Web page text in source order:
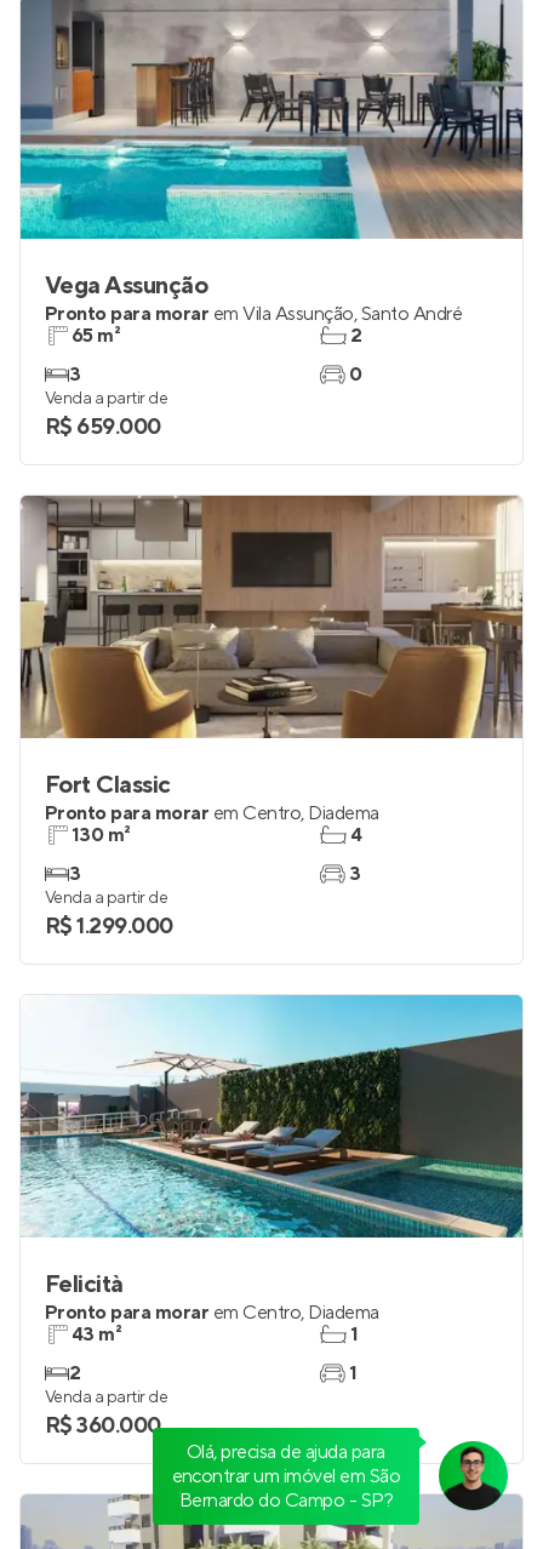
Vega Assunção
Pronto para morar em Vila Assunção,Santo André
65 m²
3
2
0
Venda a partir de
R$ 659.000
Fort Classic
Pronto para morar em Centro, Diadema
130 m²
3
4
3
Venda a partir de
R$ 1.299.000
Felicità
Pronto para morar em Centro, Diadema
43 m²
2
1
1
Venda a partir de
R$ 360.000
Olá, precisa de ajuda para
encontrar um imóvel em São
Bernardo do Campo - SP?